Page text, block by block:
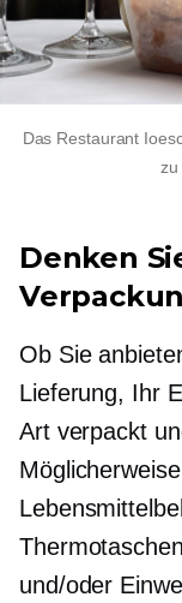
Das Restaurant
zu
Denken
Ob Sie
Lieferung, Ihr
Art verpackt
und/oder